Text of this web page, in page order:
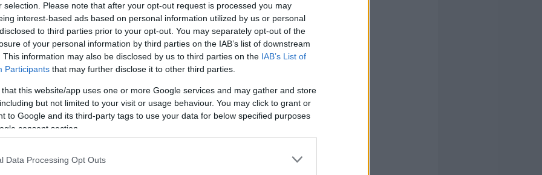
selection. Please note that after your opt-out request is processed you may
interest-based ads based on personal information utilized by us or personal
to third parties prior to your opt-out. You may separately opt-out of the
of your personal information by third parties on the IAB’s list of downstream
This information may also be disclosed by us to third parties on the IAB’s List of
Participants that may further disclose it to other third parties.
that this website/app uses one or more Google services and may gather and store
but not limited to your visit or usage behaviour. You may click to grant or
to Google and its third-party tags to use your data for below specified purposes
consent section.
Data Processing Opt Outs
σουτ εντός παιδιάς!
ειδικά στην τέταρτη περίοδο όπου οι
σκορ 37-25, ο “Βασιλιάς” έβαλε16
Ριβς έκλεισε με 31, μαζεύοντας και